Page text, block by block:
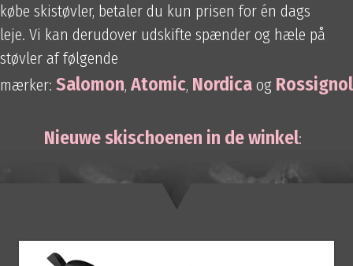
købe skistøvler, betaler du kun prisen for én dags
leje. Vi kan derudover udskifte spænder og hæle på
støvler af følgende
mærker: Salomon, Atomic, Nordica og Rossignol
Nieuwe skischoenen in de winkel: